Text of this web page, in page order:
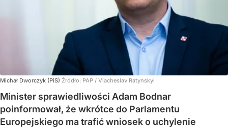
Michał Dworczyk (PiS) Źródło: PAP / Viacheslav Ratynskyi
Minister sprawiedliwości Adam Bodnar
poinformował, że wkrótce do Parlamentu
Europejskiego ma trafić wniosek o uchylenie